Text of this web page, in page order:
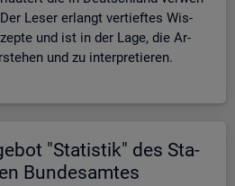
Leser er­langt ver­tief­tes Wis­
und ist in der Lage, die Ar­
und zu in­ter­pre­tie­ren.
"Sta­tis­tik" des Sta­
Bun­des­am­tes